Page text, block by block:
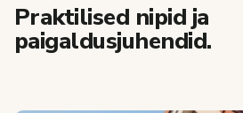
Praktilised nipid ja
paigaldusjuhendid.